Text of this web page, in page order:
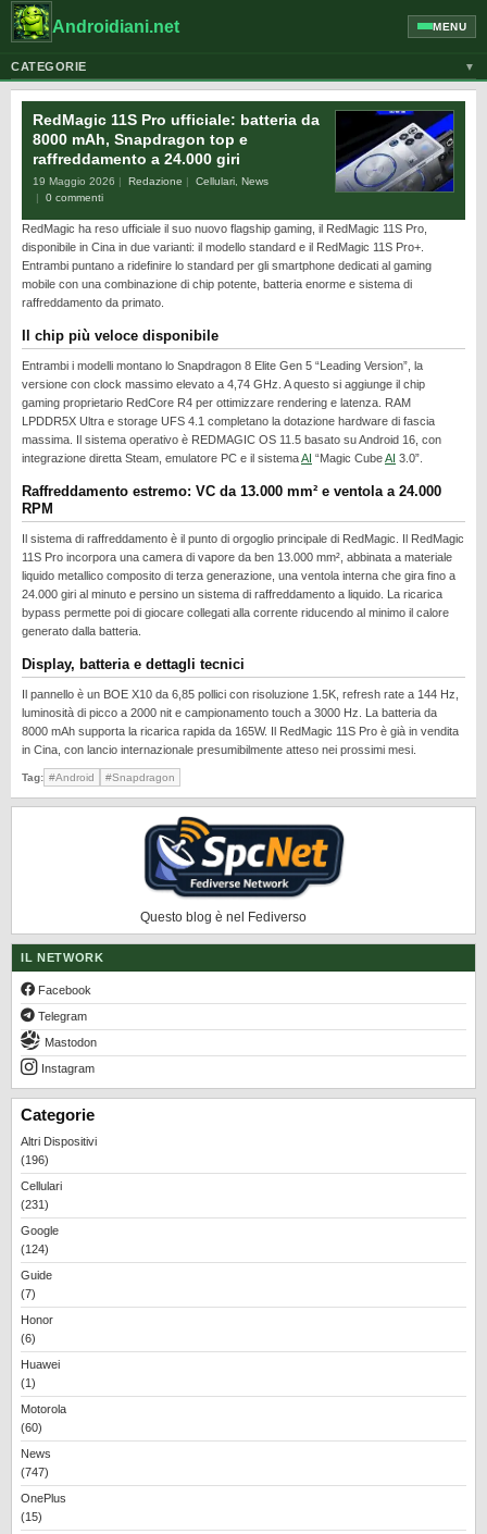
Androidiani.net MENU
CATEGORIE ▼
CELLULARI
GOOGLE
GUIDE
HONOR
HUAWEI
MOTOROLA
NEWS
ONEPLUS
PIXEL
PRIVACY
REALME
RUMORS
SICUREZZA
SOFTWARE
SVILUPPARE ANDROID
XIAOMI
RedMagic 11S Pro ufficiale: batteria da
8000 mAh, Snapdragon top e
raffreddamento a 24.000 giri
19 Maggio 2026 Redazione Cellulari News
0 commenti
RedMagic ha reso ufficiale il suo nuovo flagship gaming, il RedMagic 11S Pro,
disponibile in Cina in due varianti: il modello standard e il RedMagic 11S Pro+.
Entrambi puntano a ridefinire lo standard per gli smartphone dedicati al gaming
mobile con una combinazione di chip potente, batteria enorme e sistema di
raffreddamento da primato.
Il chip più veloce disponibile
Entrambi i modelli montano lo Snapdragon 8 Elite Gen 5 “Leading Version”, la
versione con clock massimo elevato a 4,74 GHz. A questo si aggiunge il chip
gaming proprietario RedCore R4 per ottimizzare rendering e latenza. RAM
LPDDR5X Ultra e storage UFS 4.1 completano la dotazione hardware di fascia
massima. Il sistema operativo è REDMAGIC OS 11.5 basato su Android 16, con
integrazione diretta Steam, emulatore PC e il sistemaAI “Magic CubeAI 3.0”.
Raffreddamento estremo: VC da 13.000 mm² e ventola a 24.000
RPM
Il sistema di raffreddamento è il punto di orgoglio principale di RedMagic. Il RedMagic
11S Pro incorpora una camera di vapore da ben 13.000 mm², abbinata a materiale
liquido metallico composito di terza generazione, una ventola interna che gira fino a
24.000 giri al minuto e persino un sistema di raffreddamento a liquido. La ricarica
bypass permette poi di giocare collegati alla corrente riducendo al minimo il calore
generato dalla batteria.
Display, batteria e dettagli tecnici
Il pannello è un BOE X10 da 6,85 pollici con risoluzione 1.5K, refresh rate a 144 Hz,
luminosità di picco a 2000 nit e campionamento touch a 3000 Hz. La batteria da
8000 mAh supporta la ricarica rapida da 165W. Il RedMagic 11S Pro è già in vendita
in Cina, con lancio internazionale presumibilmente atteso nei prossimi mesi.
Tag: #Android #Snapdragon
Questo blog è nel Fediverso
IL NETWORK
Facebook
Telegram
Mastodon
Instagram
Categorie
Altri Dispositivi
(196)
Cellulari
(231)
Google
(124)
Guide
(7)
Honor
(6)
Huawei
(1)
Motorola
(60)
News
(747)
OnePlus
(15)